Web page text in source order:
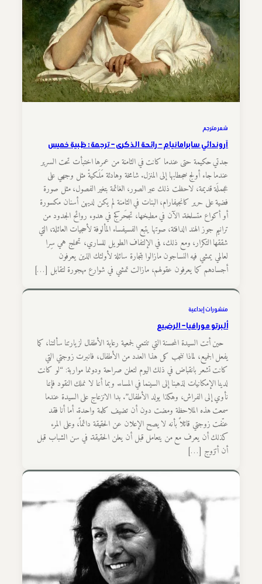
شعر مترجم
آرونداثي سابرامانيام – رائحة الذكرى – ترجمة : ظبية خميس
جدتي حكيمة حتى عندما كانت في الثامنة من عمرها اختبأت تحت السرير
عندما جاء أولج خجطابها إلى المنزل. شامخة وهادئة مَلَكيةْ مثل وجهي على
عجملَة قديمة، لاحظت ذلك عبر الصور، الغائمة بتغير الفصول، مثل صورة
فضية على حرير كانجيفارام، البنات في الثامنة لم يكن لديهن أسنان مكسورة
أو أكواع متسلخة. الآن في مطبخها، تجحَركج في هدوء روائح الجدود من
ترانيم جوز الهند الدافئة، صوتها يتبع الفسيفساء المألوفة لأحجيات العائلة، التي
شققها التكرار، ومع ذلك، في الإلتفاف الطويل للساري، تحملج هي سِرا
لعالمي يمشي فيه النساجون مازالوا بتجارة سائلة لأولئك الذين يعرفون
أجسادهم كما يعرفون عقولهم، مازالت تمشي في شوارع مهجورة لتقابل […]
منشورات إبداعية
ألبرتو مورافيا – الرضيع
حين أتت السيدة المحسنة التي تنتمي لجمعية رعاية الأطفال لزيارتنا سألتنا، كما
يفعل الجميع، لماذا ننجب كل هذا العدد من الأطفال، فانبرت زوجتي التي
كانت تشعر بانقباض في ذلك اليوم لتعلن صراحة ودونما مواربة: “لو كانت
لدينا الإمكانيات لذهبنا إلى السينما في المساء. وبما أننا لا نملك النقود فإننا
نأوي إلى الفراش، وهكذا يولد الأطفال”. بدا الانزعاج على السيدة عندما
سمعت هذه الملاحظة ومضت دون أن تضيف كلمة واحدة. أما أنا فقد
عنّفت زوجتي قائلاً بأنه لا يصح الإعلان عن الحقيقة دائماً، وعلى المرء
كذلك أن يعرف مع من يتعامل قبل أن يعلن الحقيقة.‏ في سن الشباب قبل
أن أتزوج […]